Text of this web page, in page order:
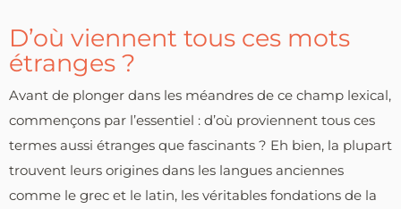
D’où viennent tous ces mots
étranges ?
Avant de plonger dans les méandres de ce champ lexical,
commençons par l’essentiel : d’où proviennent tous ces
termes aussi étranges que fascinants ? Eh bien, la plupart
trouvent leurs origines dans les langues anciennes
comme le grec et le latin, les véritables fondations de la